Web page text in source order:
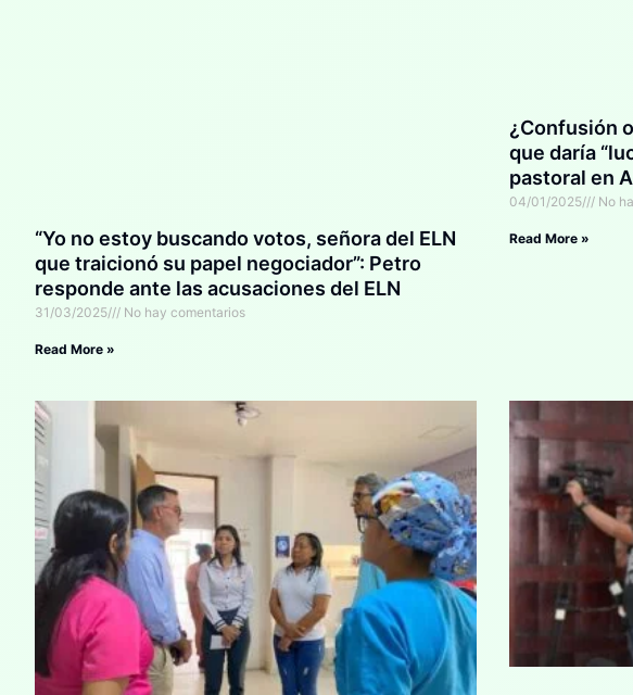
“Yo no estoy buscando votos, señora del ELN
que traicionó su papel negociador”: Petro
responde ante las acusaciones del ELN
31/03/2025 No hay comentarios
Read More »
¿Confusión
que daría
pastoral en
04/01/2025 No
Read More »